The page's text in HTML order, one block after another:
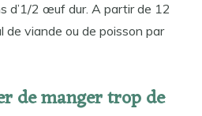
d’1/2 œuf dur. A partir de 12
de viande ou de poisson par
de manger trop de